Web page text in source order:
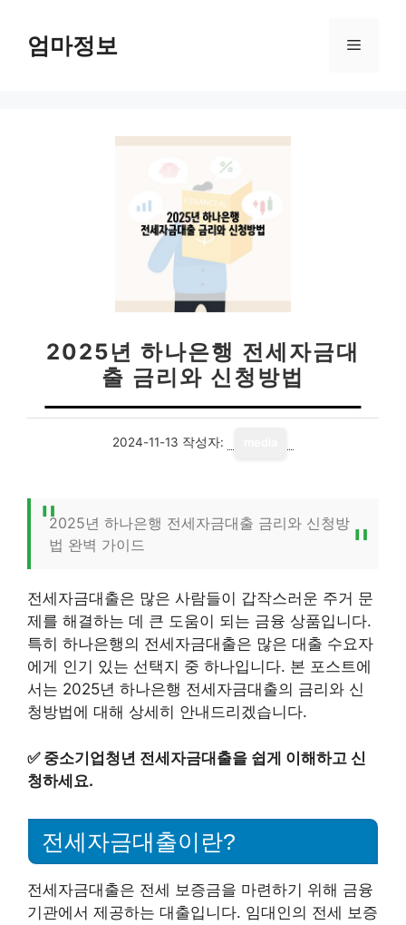
엄마정보 메
2025년 하나은행 전세자금대
출 금리와 신청방법
2024-11-13 작성자:
2025년 하나은행 전세자금대출 금리와 신청방
법 완벽 가이드
전세자금대출은 많은 사람들이 갑작스러운 주거 문
제를 해결하는 데 큰 도움이 되는 금융 상품입니다.
특히 하나은행의 전세자금대출은 많은 대출 수요자
에게 인기 있는 선택지 중 하나입니다. 본 포스트에
서는 2025년 하나은행 전세자금대출의 금리와 신
청방법에 대해 상세히 안내드리겠습니다.
✅ 중소기업청년 전세자금대출을 쉽게 이해하고 신
청하세요.
전세자금대출이란?
전세자금대출은 전세 보증금을 마련하기 위해 금융
기관에서 제공하는 대출입니다. 임대인의 전세 보증